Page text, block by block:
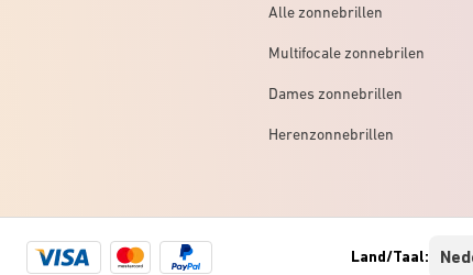
Alle zonnebrillen
Multifocale zonnebrilen
Dames zonnebrillen
Herenzonnebrillen
Visa
Mastercard
Paypal Land/Taal: